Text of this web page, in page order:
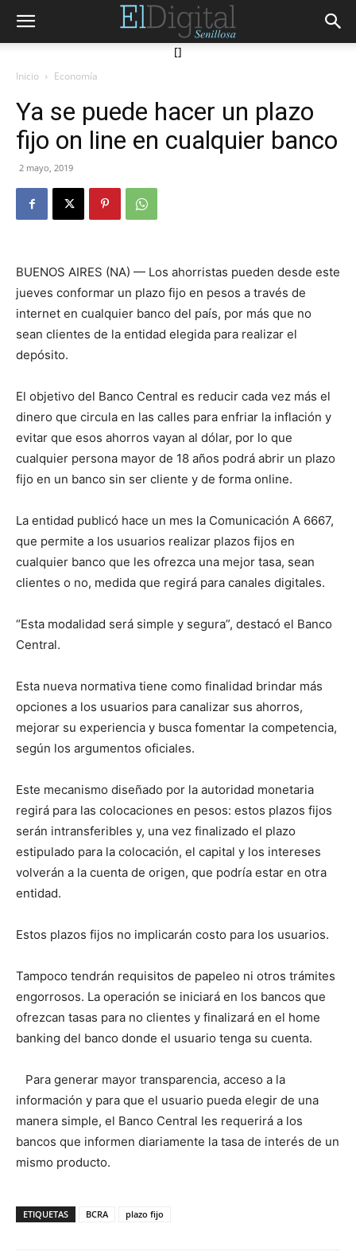
[]
Inicio Economía
Ya se puede hacer un plazo
fijo on line en cualquier banco
2 mayo, 2019
BUENOS AIRES (NA) — Los ahorristas pueden desde este
jueves conformar un plazo fijo en pesos a través de
internet en cualquier banco del país, por más que no
sean clientes de la entidad elegida para realizar el
depósito.
El objetivo del Banco Central es reducir cada vez más el
dinero que circula en las calles para enfriar la inflación y
evitar que esos ahorros vayan al dólar, por lo que
cualquier persona mayor de 18 años podrá abrir un plazo
fijo en un banco sin ser cliente y de forma online.
La entidad publicó hace un mes la Comunicación A 6667,
que permite a los usuarios realizar plazos fijos en
cualquier banco que les ofrezca una mejor tasa, sean
clientes o no, medida que regirá para canales digitales.
“Esta modalidad será simple y segura”, destacó el Banco
Central.
Esta nueva normativa tiene como finalidad brindar más
opciones a los usuarios para canalizar sus ahorros,
mejorar su experiencia y busca fomentar la competencia,
según los argumentos oficiales.
Este mecanismo diseñado por la autoridad monetaria
regirá para las colocaciones en pesos: estos plazos fijos
serán intransferibles y, una vez finalizado el plazo
estipulado para la colocación, el capital y los intereses
volverán a la cuenta de origen, que podría estar en otra
entidad.
Estos plazos fijos no implicarán costo para los usuarios.
Tampoco tendrán requisitos de papeleo ni otros trámites
engorrosos. La operación se iniciará en los bancos que
ofrezcan tasas para no clientes y finalizará en el home
banking del banco donde el usuario tenga su cuenta.
Para generar mayor transparencia, acceso a la
información y para que el usuario pueda elegir de una
manera simple, el Banco Central les requerirá a los
bancos que informen diariamente la tasa de interés de un
mismo producto.
ETIQUETAS BCRA plazo fijo